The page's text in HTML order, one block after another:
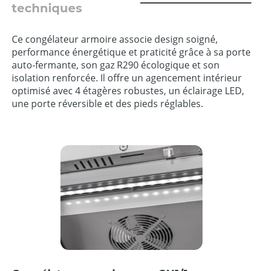
techniques
Ce congélateur armoire associe design soigné,
performance énergétique et praticité grâce à sa porte
auto-fermante, son gaz R290 écologique et son
isolation renforcée. Il offre un agencement intérieur
optimisé avec 4 étagères robustes, un éclairage LED,
une porte réversible et des pieds réglables.